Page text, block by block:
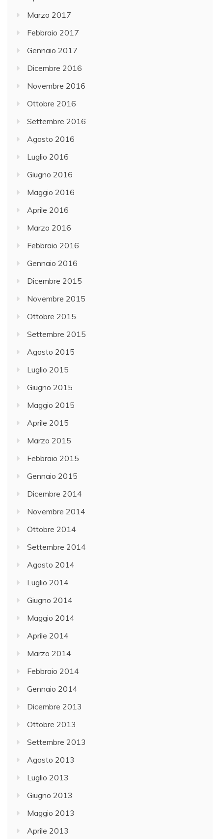
Marzo 2017
Febbraio 2017
Gennaio 2017
Dicembre 2016
Novembre 2016
Ottobre 2016
Settembre 2016
Agosto 2016
Luglio 2016
Giugno 2016
Maggio 2016
Aprile 2016
Marzo 2016
Febbraio 2016
Gennaio 2016
Dicembre 2015
Novembre 2015
Ottobre 2015
Settembre 2015
Agosto 2015
Luglio 2015
Giugno 2015
Maggio 2015
Aprile 2015
Marzo 2015
Febbraio 2015
Gennaio 2015
Dicembre 2014
Novembre 2014
Ottobre 2014
Settembre 2014
Agosto 2014
Luglio 2014
Giugno 2014
Maggio 2014
Aprile 2014
Marzo 2014
Febbraio 2014
Gennaio 2014
Dicembre 2013
Ottobre 2013
Settembre 2013
Agosto 2013
Luglio 2013
Giugno 2013
Maggio 2013
Aprile 2013